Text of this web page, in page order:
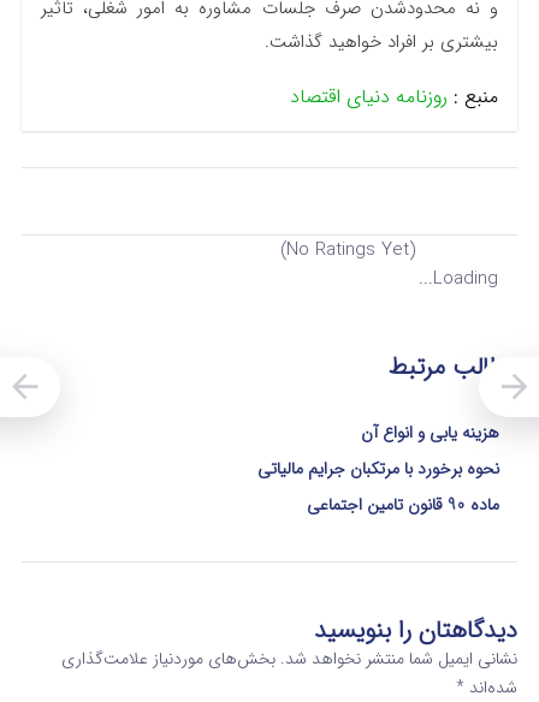
و نه محدودشدن صرف جلسات مشاوره به امور شغلی، تاثیر
بیشتری بر افراد خواهید گذاشت.
منبع : روزنامه دنیای اقتصاد
(No Ratings Yet)
Loading...
مطالب مرتبط
هزینه یابی و انواع آن
نحوه برخورد با مرتکبان جرایم مالیاتی
ماده 90 قانون تامین اجتماعی
دیدگاهتان را بنویسید
نشانی ایمیل شما منتشر نخواهد شد. بخش‌های موردنیاز علامت‌گذاری
شده‌اند *